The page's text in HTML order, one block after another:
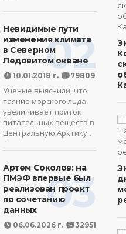
02
Невидимые пути
изменения климата
в Северном
Ледовитом океане
10.01.2018 г. 79809
Ученые выяснили, что
таяние морского льда
увеличивает приток
питательных веществ в
Центральную Арктику…
03
Артем Соколов: на
ПМЭФ впервые был
реализован проект
по сочетанию
данных
06.06.2026 г. 32951